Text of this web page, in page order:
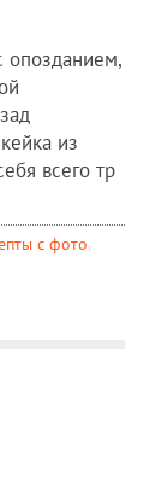
опозданием,
из
всего тр
c фото,